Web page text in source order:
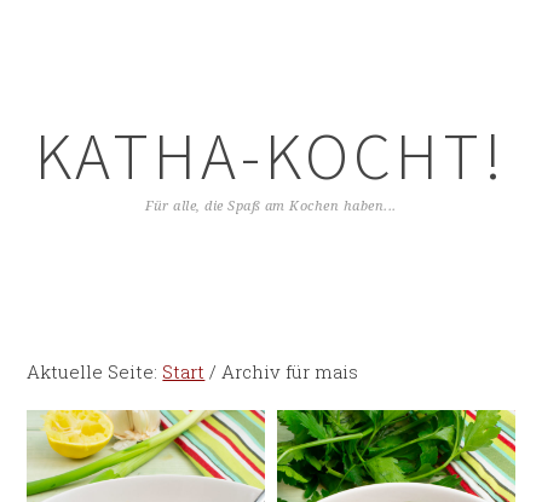
KATHA-KOCHT!
Für alle, die Spaß am Kochen haben...
Aktuelle Seite: Start / Archiv für mais